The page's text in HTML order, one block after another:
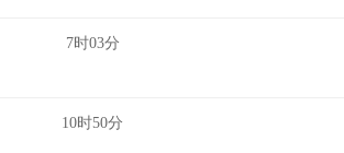
7时03分
10时50分